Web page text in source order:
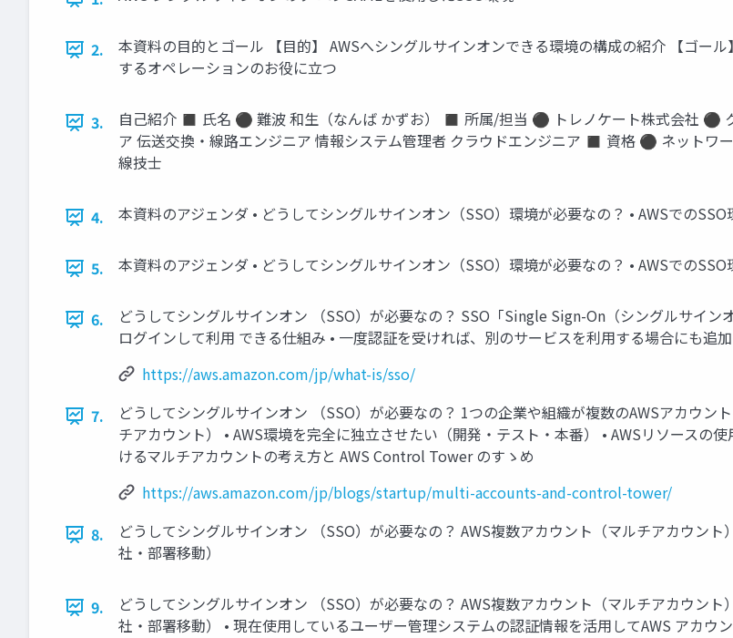
2.
本資料の目的とゴール 【目的】 AWSへシングルサインオンできる環境の構成の紹介 【ゴー
するオペレーションのお役に立つ
3.
自己紹介 ◼ 氏名 ⚫ 難波 和生（なんば かずお） ◼ 所属/担当 ⚫ トレノケート株式会社
ア 伝送交換・線路エンジニア 情報システム管理者 クラウドエンジニア ◼ 資格 ⚫ ネットワ
線技士
4. 本資料のアジェンダ • どうしてシングルサインオン（SSO）環境が必要なの？ • AWSでの
5. 本資料のアジェンダ • どうしてシングルサインオン（SSO）環境が必要なの？ • AWSでの
6.
どうしてシングルサインオン （SSO）が必要なの？ SSO「Single Sign-On（シングルサイ
ログインして利用 できる仕組み • 一度認証を受ければ、別のサービスを利用する場合にも追
https://aws.amazon.com/jp/what-is/sso/
7.
どうしてシングルサインオン （SSO）が必要なの？ 1つの企業や組織が複数のAWSアカウン
チアカウント） • AWS環境を完全に独立させたい（開発・テスト・本番） • AWSリソースの
けるマルチアカウントの考え方と AWS Control Tower のすゝめ
https://aws.amazon.com/jp/blogs/startup/multi-accounts-and-control-tower/
8.
どうしてシングルサインオン （SSO）が必要なの？ AWS複数アカウント（マルチアカウン
社・部署移動）
9.
どうしてシングルサインオン （SSO）が必要なの？ AWS複数アカウント（マルチアカウン
社・部署移動） • 現在使用しているユーザー管理システムの認証情報を活用してAWS アカウ